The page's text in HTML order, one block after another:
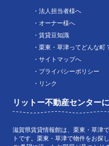
・法人担当者様へ
・オーナー様へ
・賃貸豆知識
・栗東・草津ってどんな町
・サイトマップへ
・プライバシーポリシー
・リンク
リットー不動産センター
滋賀県賃貸情報館は、栗東・草津
トです。栗東・草津で物件をお探